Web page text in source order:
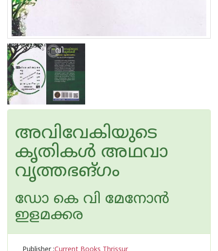
അവിവേകിയുടെ
കൃതികള്‍ അഥവാ
വൃത്തഭങ്ഗം
ഡോ കെ വി മേനോന്‍
ഇളമക്കര